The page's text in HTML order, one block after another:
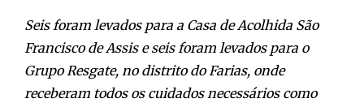
Seis foram levados para a Casa de Acolhida São
Francisco de Assis e seis foram levados para o
Grupo Resgate, no distrito do Farias, onde
receberam todos os cuidados necessários como